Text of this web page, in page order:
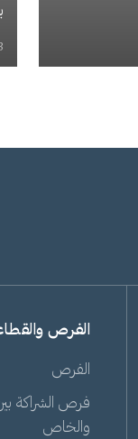
23
الفرص
الفرص
فرص الشراكة
والخاص